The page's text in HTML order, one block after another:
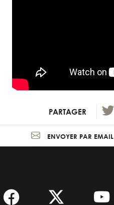
PARTAGER
ENVOYER PAR EMAIL